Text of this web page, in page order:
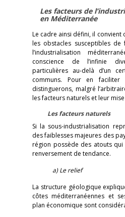
Les facteurs de
en Méditerranée
Le cadre ainsi défini, il convient
les obstacles susceptibles
l’industrialisation
conscience de l’infinie
particulières au-delà d’un
communs. Pour en faciliter
distinguerons, malgré
les facteurs naturels et leur
Les facteurs naturels
Si la sous-industrialisation
des faiblesses majeures des
région possède des atouts
renversement de tendance.
a) Le relief
La structure géologique
côtes méditerranéennes et
plan économique sont